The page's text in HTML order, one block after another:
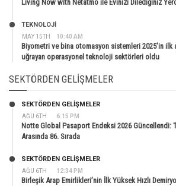
Living Now with Netatmo ile Evinizi Dilediğiniz
MAY 15TH 10:40 AM
TEKNOLOJİ
Biyometri ve bina otomasyon sistemleri 2025’in ilk
uğrayan operasyonel teknoloji sektörleri oldu
SEKTÖRDEN GELIŞMELER
AĞU 6TH 6:15 PM
SEKTÖRDEN GELIŞMELER
Notte Global Pasaport Endeksi 2026 Güncellendi:
Arasında 86. Sırada
AĞU 6TH 12:34 PM
SEKTÖRDEN GELIŞMELER
Birleşik Arap Emirlikleri’nin İlk Yüksek Hızlı